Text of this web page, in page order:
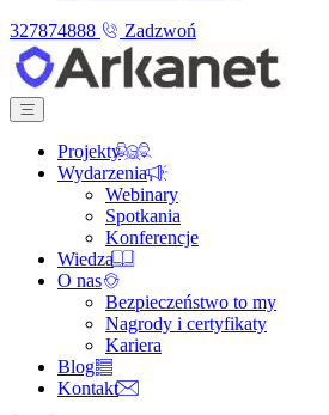
327874888
Zadzwoń
Projekty
Wydarzenia
Webinary
Spotkania
Konferencje
Wiedza
O nas
Bezpieczeństwo to my
Nagrody i certyfikaty
Kariera
Blog
Kontakt